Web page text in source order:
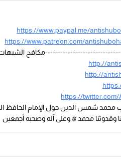
https://www.paypal.me/
https://www.patreon.com/
http://
http://
https://
محمد ﷺ وعلى آله وصحبه أجمعين